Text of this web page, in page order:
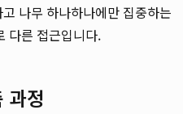
나무 하나하나에만 집중하는
다른 접근입니다.
과정